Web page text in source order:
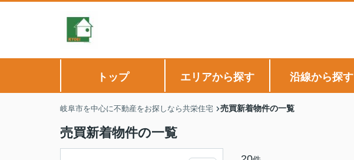
トップ エリアから探す 沿線から探す
岐阜市を中心に不動産をお探しなら共栄住宅 売買新着物件の一覧
売買新着物件の一覧